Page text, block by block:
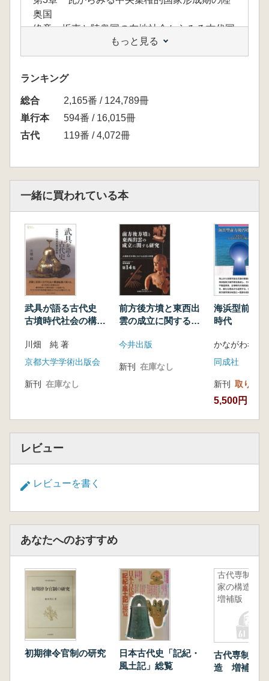
奥国
終章 坂東と陸奥国の在地社会からみる古代国
もっと見る
ランキング
総合
2,165番 / 124,789冊
単行本
594番 / 16,015冊
古代
119番 / 4,072冊
一緒に買われている本
武具が語る古代史
古墳時代社会の構造
川畑 純 著
京都大学学術出版会
新刊 在庫なし
前方後方墳と東西出
雲の成立に関する研
おける出雲の特質
今井出版
新刊 在庫なし
海浜型前方
時代
同成社
新刊 取り寄せ
5,500円
レビュー
レビューを書く
あなたへのおすすめ
初期律令官制の研究
日本古代史「記紀・
風土記」総覧
古代専制国
家の構造
増補版
古代専制国
造 増補版